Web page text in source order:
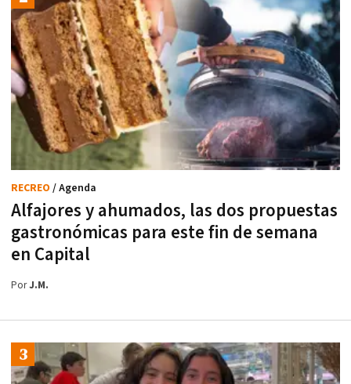
Alfajores y ahumados, las dos propuestas
gastronómicas para este fin de semana
en Capital
RECREO / Agenda
PorJ.M.